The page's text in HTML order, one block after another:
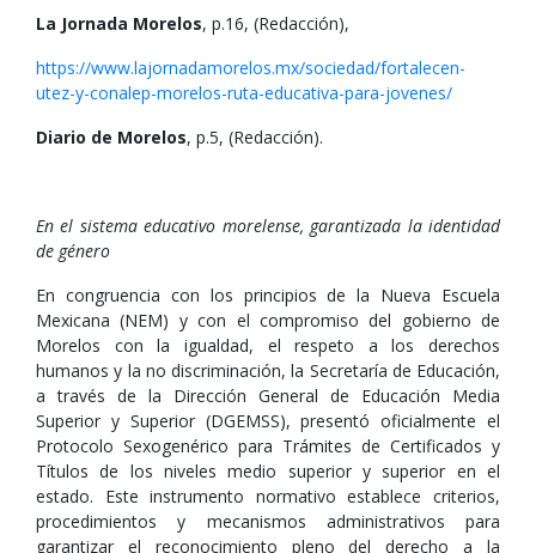
La Jornada Morelos, p.16, (Redacción),
https://www.lajornadamorelos.mx/sociedad/fortalecen-
utez-y-conalep-morelos-ruta-educativa-para-jovenes/
Diario de Morelos, p.5, (Redacción).
En el sistema educativo morelense, garantizada la identidad
de género
En congruencia con los principios de la Nueva Escuela
Mexicana (NEM) y con el compromiso del gobierno de
Morelos con la igualdad, el respeto a los derechos
humanos y la no discriminación, la Secretaría de Educación,
a través de la Dirección General de Educación Media
Superior y Superior (DGEMSS), presentó oficialmente el
Protocolo Sexogenérico para Trámites de Certificados y
Títulos de los niveles medio superior y superior en el
estado. Este instrumento normativo establece criterios,
procedimientos y mecanismos administrativos para
garantizar el reconocimiento pleno del derecho a la